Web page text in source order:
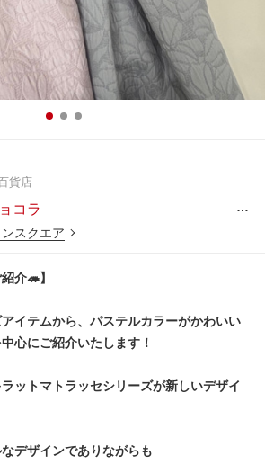
貨店
コラ
…
スクエア
介🦔】
イテムから、パステルカラーがかわいい
心にご紹介いたします！
ットマトラッセシリーズが新しいデザイ
デザインでありながらも